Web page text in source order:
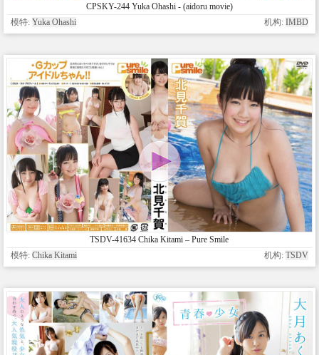
CPSKY-244 Yuka Ohashi - (aidoru movie)
模特: Yuka Ohashi 机构: IMBD
TSDV-41634 Chika Kitami – Pure Smile
模特: Chika Kitami 机构: TSDV